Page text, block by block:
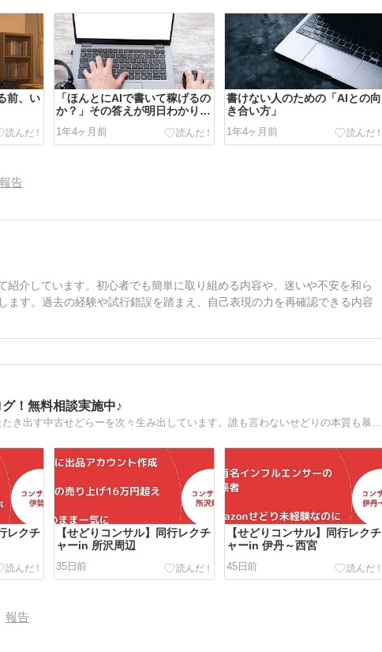
前、い
「ほんとにAIで書いて稼げるの
か？」その答えが明日わかりま
1年4ヶ月前
書けない人のための「AIとの向
き合い方」
1年4ヶ月前
報告
介しています。初心者でも簡単に取り組める内容や、迷いや不安を和ら
す。過去の経験や試行錯誤を踏まえ、自己表現の力を再確認できる内容
！無料相談実施中♪
圧倒的仕入れ方法で、圧倒的利益(利益率５０％超)をたたき出す中古せどらーを次々生み出しています。誰も言わないせどりの本質も暴露します。
レクチ
【せどりコンサル】同行レクチ
ャーin 所沢周辺
35日前
【せどりコンサル】同行レクチ
ャーin 伊丹～西宮
45日前
報告